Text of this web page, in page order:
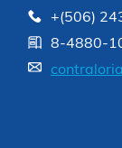
+(506)
8-4880-